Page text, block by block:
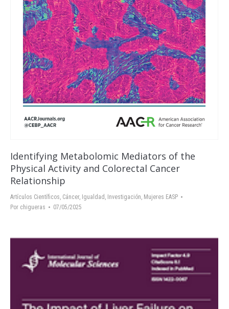
Identifying Metabolomic Mediators of the
Physical Activity and Colorectal Cancer
Relationship
Artículos Científicos Cáncer, Igualdad Investigación Mujeres EASP
Por chigueras 07/05/2025